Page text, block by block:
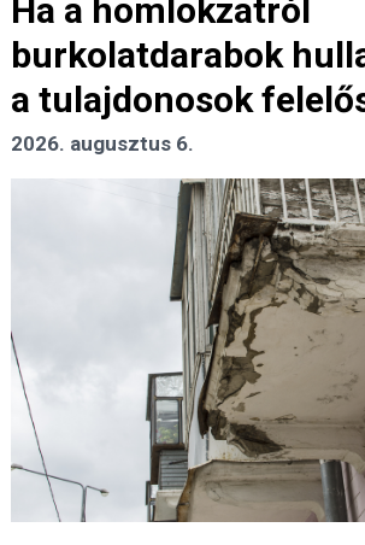
Ha a homlokzatról
burkolatdarabok
a tulajdonosok
2026. augusztus 6.